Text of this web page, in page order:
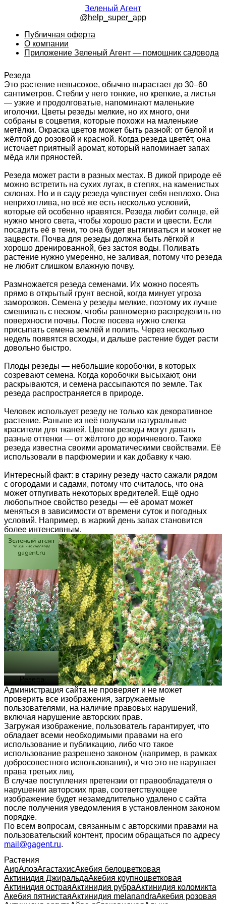
Зеленый Агент
@help_super_app
Публичная оферта
О компании
Приложение Зеленый Агент — помощник садовода
Резеда
Это растение невысокое, обычно вырастает до 30–60
сантиметров. Стебли у него тонкие, но крепкие, а листья
— узкие и продолговатые, напоминают маленькие
иголочки. Цветы резеды мелкие, но их много, они
собраны в соцветия, которые похожи на маленькие
метёлки. Окраска цветов может быть разной: от белой и
жёлтой до розовой и красной. Когда резеда цветёт, она
источает приятный аромат, который напоминает запах
мёда или пряностей.
Резеда может расти в разных местах. В дикой природе её
можно встретить на сухих лугах, в степях, на каменистых
склонах. Но и в саду резеда чувствует себя неплохо. Она
неприхотлива, но всё же есть несколько условий,
которые ей особенно нравятся. Резеда любит солнце, ей
нужно много света, чтобы хорошо расти и цвести. Если
посадить её в тени, то она будет вытягиваться и может не
зацвести. Почва для резеды должна быть лёгкой и
хорошо дренированной, без застоя воды. Поливать
растение нужно умеренно, не заливая, потому что резеда
не любит слишком влажную почву.
Размножается резеда семенами. Их можно посеять
прямо в открытый грунт весной, когда минует угроза
заморозков. Семена у резеды мелкие, поэтому их лучше
смешивать с песком, чтобы равномерно распределить по
поверхности почвы. После посева нужно слегка
присыпать семена землёй и полить. Через несколько
недель появятся всходы, и дальше растение будет расти
довольно быстро.
Плоды резеды — небольшие коробочки, в которых
созревают семена. Когда коробочки высыхают, они
раскрываются, и семена рассыпаются по земле. Так
резеда распространяется в природе.
Человек использует резеду не только как декоративное
растение. Раньше из неё получали натуральные
красители для тканей. Цветки резеды могут давать
разные оттенки — от жёлтого до коричневого. Также
резеда известна своими ароматическими свойствами. Её
использовали в парфюмерии и как добавку к чаю.
Интересный факт: в старину резеду часто сажали рядом
с огородами и садами, потому что считалось, что она
может отпугивать некоторых вредителей. Ещё одно
любопытное свойство резеды — её аромат может
меняться в зависимости от времени суток и погодных
условий. Например, в жаркий день запах становится
более интенсивным.
Администрация сайта не проверяет и не может
проверить все изображения, загружаемые
пользователями, на наличие правовых нарушений,
включая нарушение авторских прав.
Загружая изображение, пользователь гарантирует, что
обладает всеми необходимыми правами на его
использование и публикацию, либо что такое
использование разрешено законом (например, в рамках
добросовестного использования), и что это не нарушает
права третьих лиц.
В случае поступления претензии от правообладателя о
нарушении авторских прав, соответствующее
изображение будет незамедлительно удалено с сайта
после получения уведомления в установленном законом
порядке.
По всем вопросам, связанным с авторскими правами на
пользовательский контент, просим обращаться по адресу
mail@gagent.ru.
Растения
АирАлоэАгастахисАкебия белоцветковая
Актинидия ДжиральдаАкебия крупноцветковая
Актинидия остраяАктинидия рубраАктинидия коломикта
Акебия пятнистаяАктинидия melanandraАкебия розовая